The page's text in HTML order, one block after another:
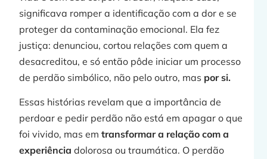
significava romper a identificação com a dor e se
proteger da contaminação emocional. Ela fez
justiça: denunciou, cortou relações com quem a
desacreditou, e só então pôde iniciar um processo
de perdão simbólico, não pelo outro, mas por si.
Essas histórias revelam que a importância de
perdoar e pedir perdão não está em apagar o que
foi vivido, mas em transformar a relação com a
experiência dolorosa ou traumática. O perdão